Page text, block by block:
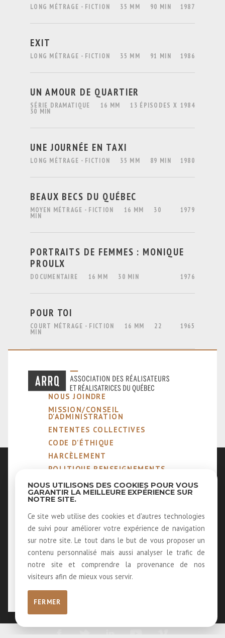
LONG MÉTRAGE - FICTION 35 MM 90 MIN 1987
EXIT
LONG MÉTRAGE - FICTION 35 MM 91 MIN 1986
UN AMOUR DE QUARTIER
SÉRIE DRAMATIQUE 16 MM 13 ÉPISODES X
30 MIN
1984
UNE JOURNÉE EN TAXI
LONG MÉTRAGE - FICTION 35 MM 89 MIN 1980
BEAUX BECS DU QUÉBEC
MOYEN MÉTRAGE - FICTION 16 MM 30
MIN
1979
PORTRAITS DE FEMMES : MONIQUE
PROULX
DOCUMENTAIRE 16 MM 30 MIN 1976
POUR TOI
COURT MÉTRAGE - FICTION 16 MM 22
MIN
1965
NOUS JOINDRE
MISSION/CONSEIL
D'ADMINISTRATION
ENTENTES COLLECTIVES
CODE D'ÉTHIQUE
HARCÈLEMENT
POLITIQUE RENSEIGNEMENTS
NOTRE MÉTIER
MEMBRES ÉMÉRITES ET
LOUER NOS SALLES
RECEVOIR NOTRE INFOLETTRE
NOUS UTILISONS DES COOKIES POUR VOUS
GARANTIR LA MEILLEURE EXPÉRIENCE SUR
NOTRE SITE.
Ce site web utilise des cookies et d'autres technologies
de suivi pour améliorer votre expérience de navigation
sur notre site. Le tout dans le but de vous proposer un
contenu personnalisé mais aussi analyser le trafic de
notre site et comprendre la provenance de nos
visiteurs afin de mieux vous servir.
FERMER